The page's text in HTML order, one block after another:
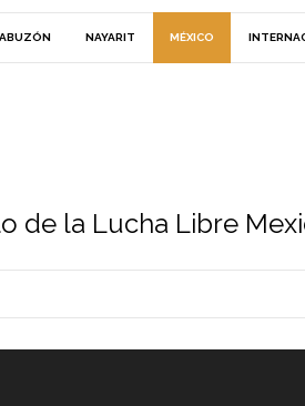
NAYARIT MÉXICO
de la Lucha Libre